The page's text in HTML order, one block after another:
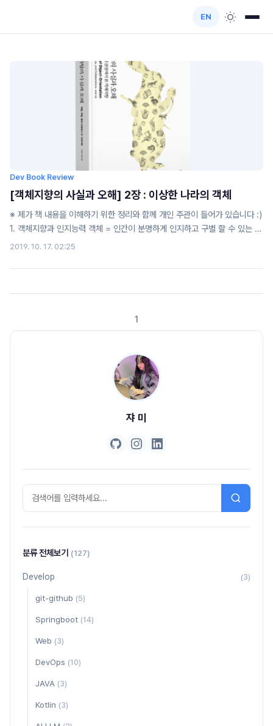
EN
Dev Book Review
[객체지향의 사실과 오해] 2장 : 이상한 나라의 객체
※ 제가 책 내용을 이해하기 위한 정리와 함께 개인 주관이 들어가 있습니다 :)
1. 객체지향과 인지능력 객체 = 인간이 분명하게 인지하고 구별 할 수 있는 물
리적인, 개념적 중계 객체지향 세계 != 현실세계 2. 객체, 그리고 이상한 나라
행동 행동의 결과를 결정하는 것 > 상태 => 행동의 결과는 상태에 의존적이
2019. 10. 17. 02:25
1
쟈 미
분류 전체보기 (127)
Develop (3)
git-github (5)
Springboot (14)
Web (3)
DevOps (10)
JAVA (3)
Kotlin (3)